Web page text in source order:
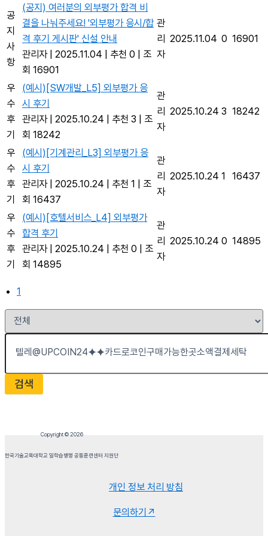
공
지
사
항
(공지) 여러분의 외부평가 합격 비
결을 나눠주세요! '외부평가 응시/합
격 후기 게시판' 신설 안내
관리자 | 2025.11.04 | 추천 0 | 조
회 16901
관
리
자
2025.11.04 0 16901
우
수
후
기
(예시)[SW개발_L5] 외부평가 응
시 후기
관리자 | 2025.10.24 | 추천 3 | 조
회 18242
관
리
자
2025.10.24 3 18242
우
수
후
기
(예시)[기계관리_L3] 외부평가 응
시 후기
관리자 | 2025.10.24 | 추천 1 | 조
회 16437
관
리
자
2025.10.24 1 16437
우
수
후
기
(예시)[호텔서비스_L4] 외부평가
합격 후기
관리자 | 2025.10.24 | 추천 0 | 조
회 14895
관
리
자
2025.10.24 0 14895
1
검색
Copyright © 2026
한국기술교육대학교 일학습병행 공동훈련센터 지원단
개인 정보 처리 방침
문의하기↗